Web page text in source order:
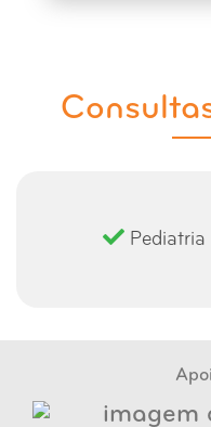
Pediatria